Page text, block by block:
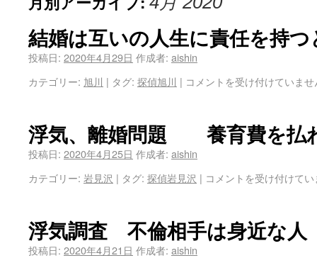
結婚は互いの人生に責任を持
投稿日: 2020年4月29日 作成者: aishin
カテゴリー: 旭川 | タグ: 探偵旭川 | コメントを受け付けていませ
浮気、離婚問題 養育費を払
投稿日: 2020年4月25日 作成者: aishin
カテゴリー: 岩見沢 | タグ: 探偵岩見沢 | コメントを受け付けて
浮気調査 不倫相手は身近な人
投稿日: 2020年4月21日 作成者: aishin